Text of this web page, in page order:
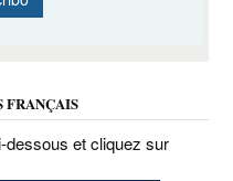
FRANÇAIS
dessous et cliquez sur